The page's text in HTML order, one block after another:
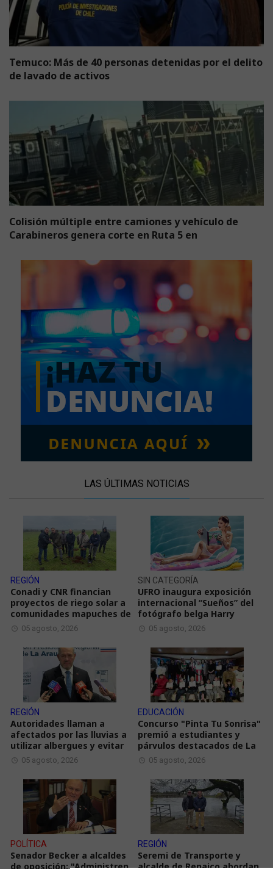
Temuco: Más de 40 personas detenidas por el delito
de lavado de activos
Colisión múltiple entre camiones y vehículo de
Carabineros genera corte en Ruta 5 en
LAS ÚLTIMAS NOTICIAS
REGIÓN
Conadi y CNR financian
proyectos de riego solar a
comunidades mapuches de
05 agosto, 2026
SIN CATEGORÍA
UFRO inaugura exposición
internacional “Sueños” del
fotógrafo belga Harry
05 agosto, 2026
REGIÓN
Autoridades llaman a
afectados por las lluvias a
utilizar albergues y evitar
05 agosto, 2026
EDUCACIÓN
Concurso "Pinta Tu Sonrisa"
premió a estudiantes y
párvulos destacados de La
05 agosto, 2026
POLÍTICA
Senador Becker a alcaldes
de oposición: "Administren
REGIÓN
Seremi de Transporte y
alcalde de Renaico abordan